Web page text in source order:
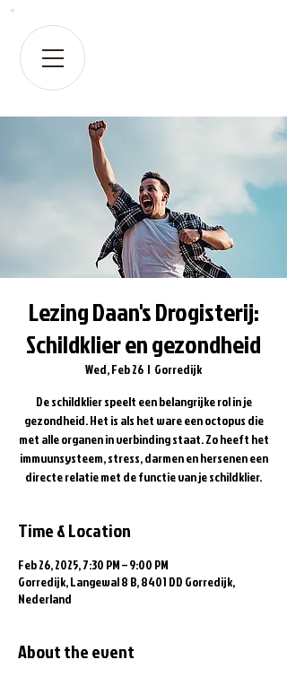
Lezing Daan's Drogisterij:
Schildklier en gezondheid
Wed, Feb 26
  |
Gorredijk
De schildklier speelt een belangrijke rol in je
gezondheid. Het is als het ware een octopus die
met alle organen in verbinding staat. Zo heeft het
immuunsysteem, stress, darmen en hersenen een
directe relatie met de functie van je schildklier.
Time & Location
Feb 26, 2025, 7:30 PM – 9:00 PM
Gorredijk, Langewal 8 B, 8401 DD Gorredijk,
Nederland
About the event